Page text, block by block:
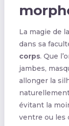
La magie de la
dans sa
corps. Que
jambes,
allonger la
évitant la
ventre ou les